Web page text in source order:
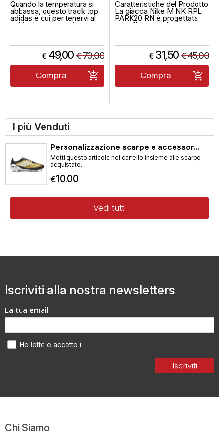
Quando la temperatura si
abbassa, questo track top
adidas è qui per tenervi al
caldo. La struttura in
€ 49,00 €70,00
Compra
Caratteristiche del Prodotto
La giacca Nike M NK RPL
PARK20 RN è progettata
per offrire comfort e prot...
€ 31,50 €45,00
Compra
I più Venduti
Personalizzazione scarpe e accessor...
Metti questo articolo nel carrello insieme alle scarpe
acquistate.
€10,00
Vedi tutti
Iscriviti alla nostra newsletters
La tua email
Iscriviti
Ho letto e accetto i
Chi Siamo